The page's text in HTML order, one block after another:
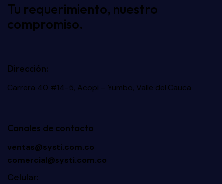
Tu requerimiento, nuestro
compromiso.
Dirección:
Carrera 40 #14-5, Acopi – Yumbo, Valle del Cauca
Canales de contacto
ventas@systi.com.co
comercial@systi.com.co
Celular: